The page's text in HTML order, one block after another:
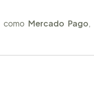
como Mercado Pago,